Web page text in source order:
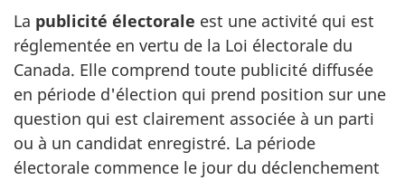
La publicité électorale est une activité qui est
réglementée en vertu de la Loi électorale du
Canada. Elle comprend toute publicité diffusée
en période d'élection qui prend position sur une
question qui est clairement associée à un parti
ou à un candidat enregistré. La période
électorale commence le jour du déclenchement